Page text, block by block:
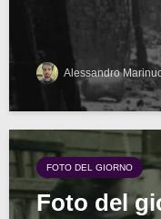
Alessandro
FOTO DEL GIORNO
Foto del